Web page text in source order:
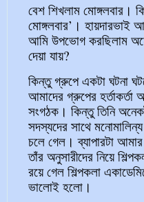
বেশ শিখলাম মোঙ্গলবার।
মোঙ্গলবার’। হায়দারভাই
আমি উপভোগ করছিলাম
দেয়া যায়?
কিন্তু গ্রুপে একটা ঘটনা
আমাদের গ্রুপের
সংগঠক। কিন্তু তিনি
সদস্যদের সাথে
চলে গেল। ব্যাপারটা
তাঁর অনুসারীদের নিয়ে
রয়ে গেল শিল্পকলা
ভালোই হলো।